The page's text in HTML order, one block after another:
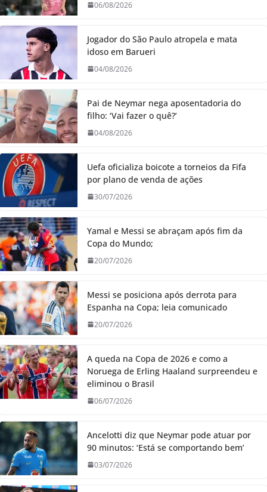
06/08/2026
Jogador do São Paulo atropela e mata
idoso em Barueri
04/08/2026
Pai de Neymar nega aposentadoria do
filho: ‘Vai fazer o quê?’
04/08/2026
Uefa oficializa boicote a torneios da Fifa
por plano de venda de ações
30/07/2026
Yamal e Messi se abraçam após fim da
Copa do Mundo;
20/07/2026
Messi se posiciona após derrota para
Espanha na Copa; leia comunicado
20/07/2026
A queda na Copa de 2026 e como a
Noruega de Erling Haaland surpreendeu e
eliminou o Brasil
06/07/2026
Ancelotti diz que Neymar pode atuar por
90 minutos: ‘Está se comportando bem’
03/07/2026